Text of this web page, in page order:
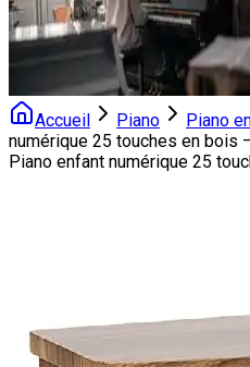
Accueil Piano Piano
numérique 25 touches en bois
Piano enfant numérique 25